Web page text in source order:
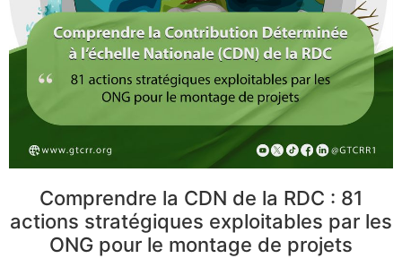
Comprendre la CDN de la RDC : 81
actions stratégiques exploitables par les
ONG pour le montage de projets